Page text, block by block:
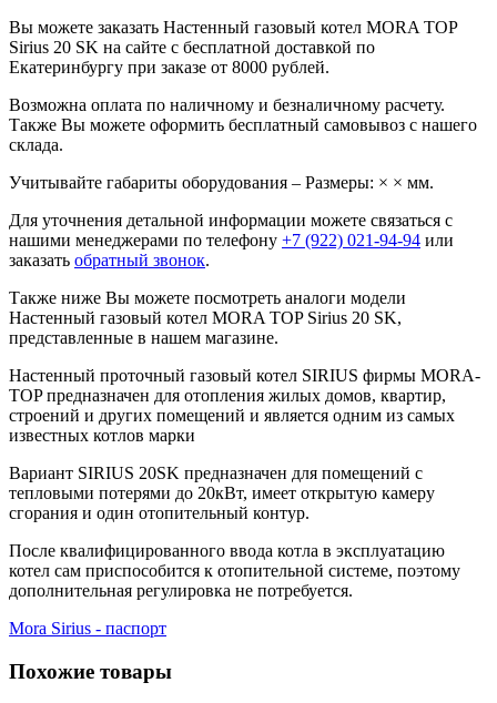
Вы можете заказать Настенный газовый котел MORA TOP
Sirius 20 SK на сайте с бесплатной доставкой по
Екатеринбургу при заказе от 8000 рублей.
Возможна оплата по наличному и безналичному расчету.
Также Вы можете оформить бесплатный самовывоз с нашего
склада.
Учитывайте габариты оборудования – Размеры: × × мм.
Для уточнения детальной информации можете связаться с
нашими менеджерами по телефону +7 (922) 021-94-94 или
заказать обратный звонок.
Также ниже Вы можете посмотреть аналоги модели
Настенный газовый котел MORA TOP Sirius 20 SK,
представленные в нашем магазине.
Настенный проточный газовый котел SIRIUS фирмы MORA-
TOP предназначен для отопления жилых домов, квартир,
строений и других помещений и является одним из самых
известных котлов марки
Вариант SIRIUS 20SK предназначен для помещений с
тепловыми потерями до 20кВт, имеет открытую камеру
сгорания и один отопительный контур.
После квалифицированного ввода котла в эксплуатацию
котел сам приспособится к отопительной системе, поэтому
дополнительная регулировка не потребуется.
Mora Sirius - паспорт
Похожие товары